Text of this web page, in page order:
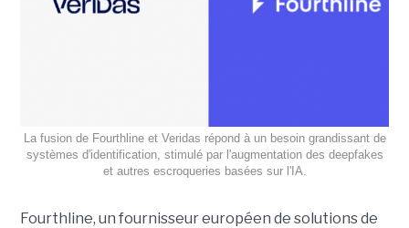
La fusion de Fourthline et Veridas répond à un besoin grandissant de
systèmes d'identification, stimulé par l'augmentation des deepfakes
et autres escroqueries basées sur l'IA.
Fourthline, un fournisseur européen de solutions de